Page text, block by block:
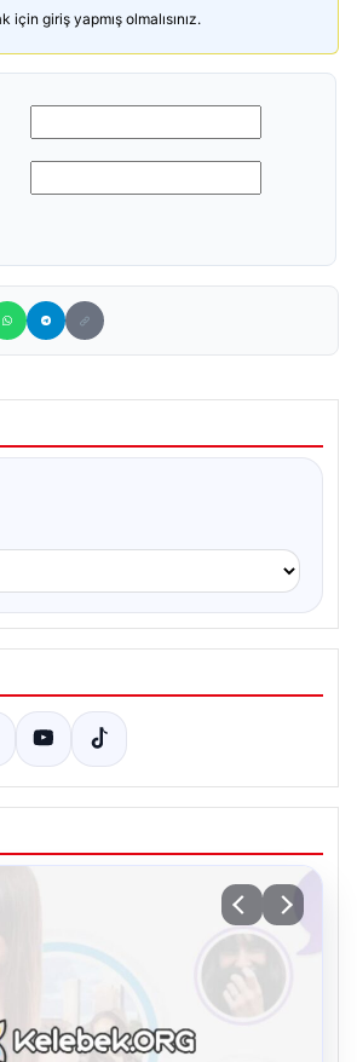
için giriş yapmış olmalısınız.